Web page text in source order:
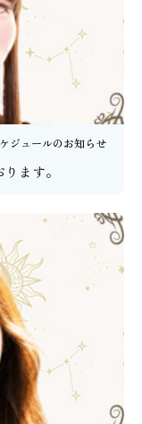
ジュールのお知らせ
ます。